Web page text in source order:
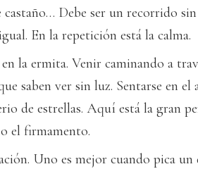
castaño… Debe ser un recorrido
En la repetición está la calma.
la ermita. Venir caminando a
saben ver sin luz. Sentarse en
de estrellas. Aquí está la gran
el firmamento.
Uno es mejor cuando pica